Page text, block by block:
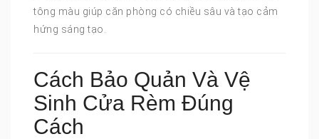
tông màu giúp căn phòng có chiều sâu và tạo cảm
hứng sáng tạo.
Cách Bảo Quản Và Vệ
Sinh Cửa Rèm Đúng
Cách